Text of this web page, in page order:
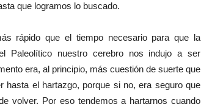
que logramos lo buscado.
rápido que el tiempo necesario para que la
Paleolítico nuestro cerebro nos indujo a ser
era, al principio, más cuestión de suerte que
hasta el hartazgo, porque si no, era seguro que
volver. Por eso tendemos a hartarnos cuando